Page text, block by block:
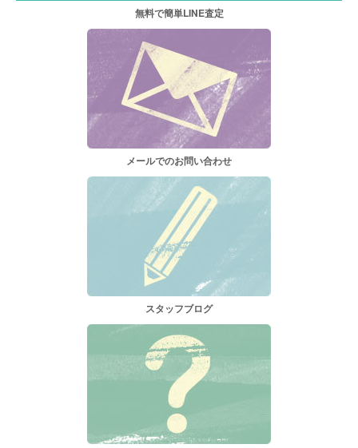
無料で簡単LINE査定
メールでのお問い合わせ
スタッフブログ